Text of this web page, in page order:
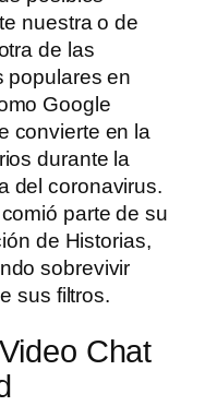
nuestra o de
de las
populares en
Google
convierte en la
durante la
del coronavirus.
parte de su
de Historias,
sobrevivir
sus filtros.
Chat